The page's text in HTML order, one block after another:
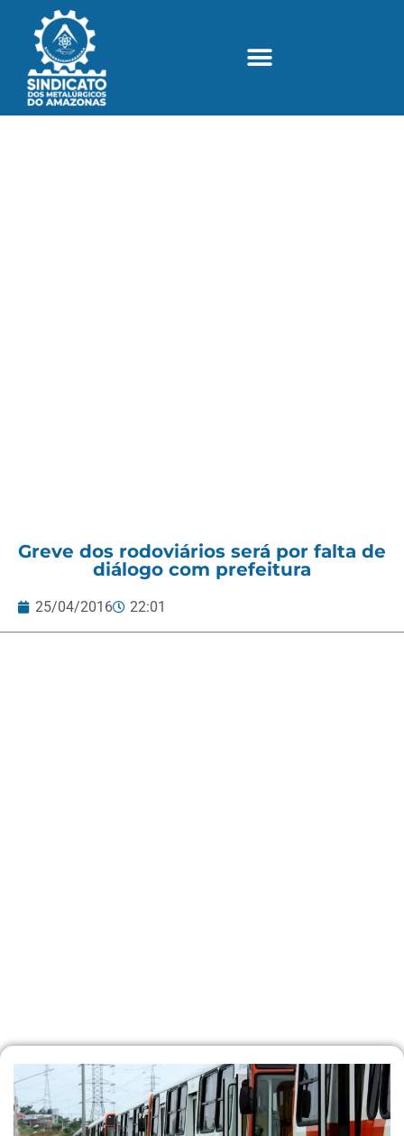
Greve dos rodoviários será por falta de
diálogo com prefeitura
25/04/2016 22:01